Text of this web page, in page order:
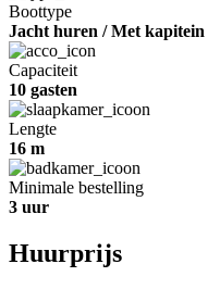
Boottype
Jacht huren / Met kapitein
Capaciteit
10 gasten
Lengte
16 m
Minimale bestelling
3 uur
Huurprijs